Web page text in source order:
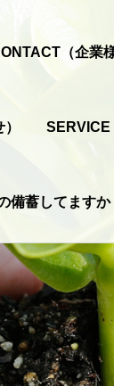
（企業
SERVICE
備蓄してますか